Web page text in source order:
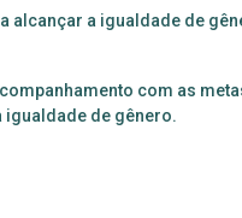
alcançar a igualdade de
com as
igualdade de gênero.